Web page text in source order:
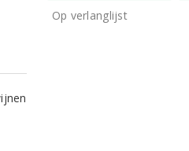
Op verlanglijst